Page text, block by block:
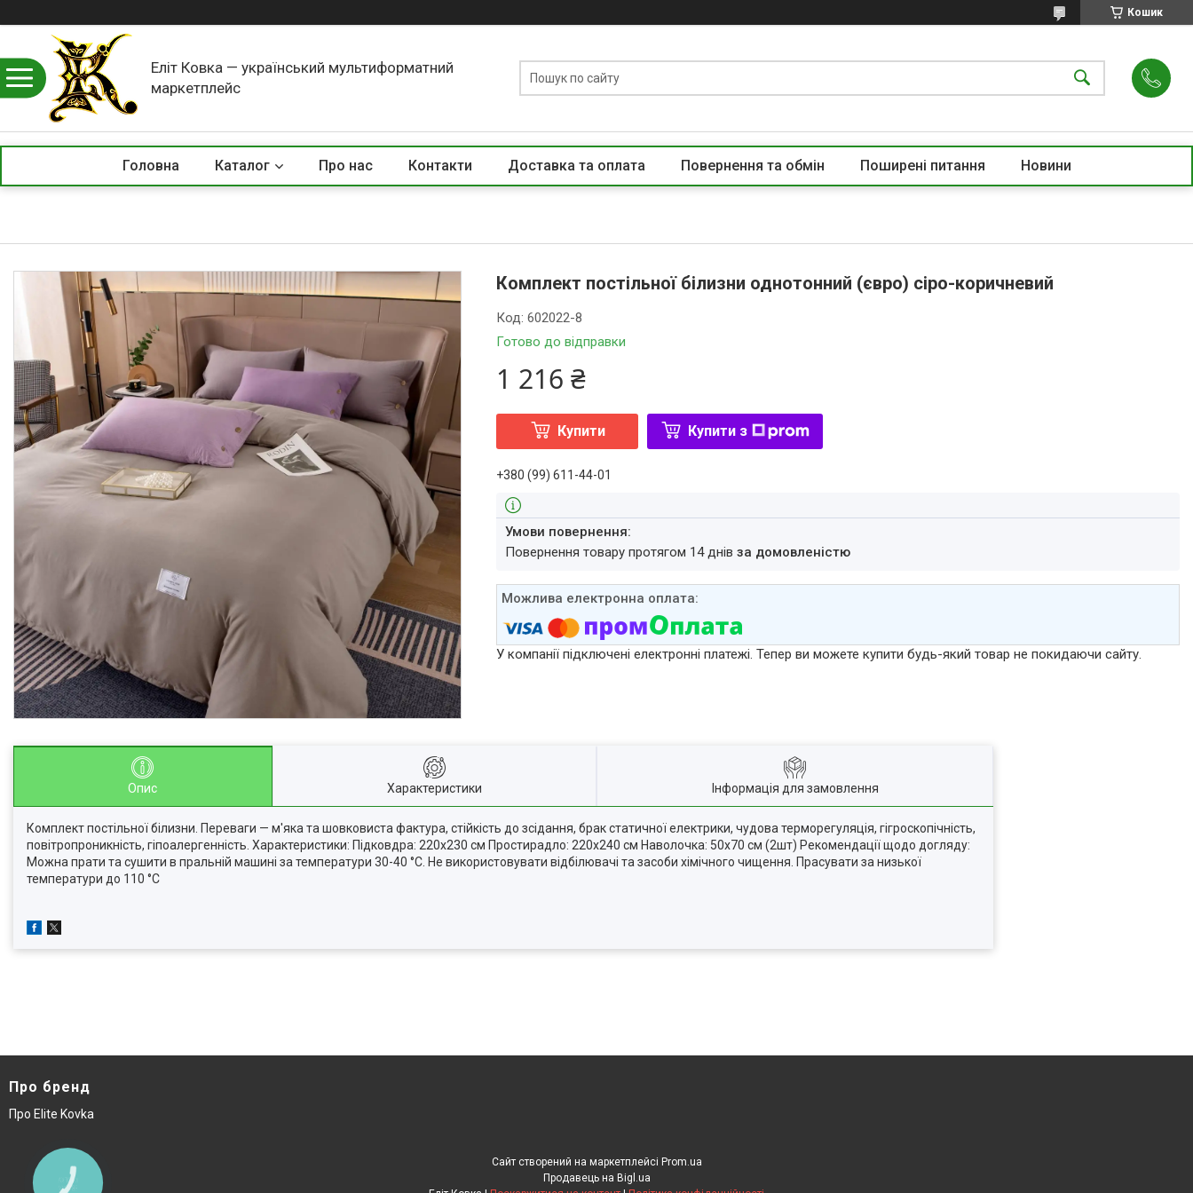
Кошик
Еліт Ковка — український мультиформатний
маркетплейс
Головна Каталог Про нас Контакти Доставка та оплата Повернення та обмін Поширені питання Новини
Комплект постільної білизни однотонний (євро) сіро-коричневий
Готово до відправки
Код:602022-8
1 216 ₴
Купити Купити з
+380 (99) 611-44-01
повернення товару протягом 14 днівза домовленістю
У компанії підключені електронні платежі. Тепер ви можете купити будь-який товар не покидаючи сайту.
Опис Характеристики Інформація для замовлення
Комплект постільної білизни. Переваги — м'яка та шовковиста фактура, стійкість до зсідання, брак статичної електрики, чудова терморегуляція, гігроскопічність,
повітропроникність, гіпоалергенність. Характеристики: Підковдра: 220х230 см Простирадло: 220х240 см Наволочка: 50х70 см (2шт) Рекомендації щодо догляду:
Можна прати та сушити в пральній машині за температури 30-40 °C. Не використовувати відбілювачі та засоби хімічного чищення. Прасувати за низької
температури до 110 °C
Про бренд
Про Elite Kovka
Сайт створений на маркетплейсі Prom.ua
Продавець на Bigl.ua
КНОПКА
ЗВ'ЯЗКУ